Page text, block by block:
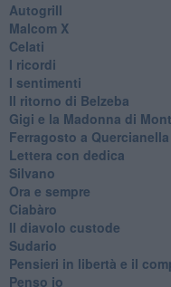
Autogrill
Malcom X
Celati
I ricordi
I sentimenti
Il ritorno di Belzeba
Gigi e la Madonna di
Ferragosto a Quercianella
Lettera con dedica
Silvano
Ora e sempre
Ciabàro
Il diavolo custode
Sudario
Pensieri in libertà e il
Penso io